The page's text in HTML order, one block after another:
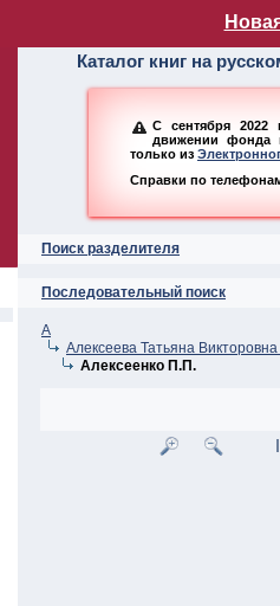
Алфавитный
Каталог книг на
С сентября 2022
движении фонда
только из
Справки по
Поиск разделителя
Последовательный поиск
А
Алексеева Татьяна
Алексеенко П.П.